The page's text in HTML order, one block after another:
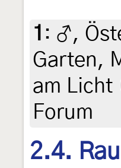
1 : ♂,
Garten,
am Licht
Forum
2.4.